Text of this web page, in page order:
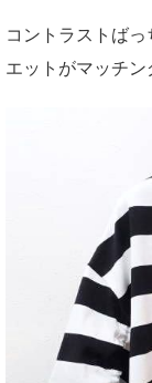
コントラストば
エットがマッチン